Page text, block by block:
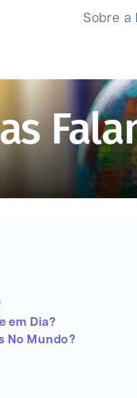
Sobre a
em Dia?
No Mundo?